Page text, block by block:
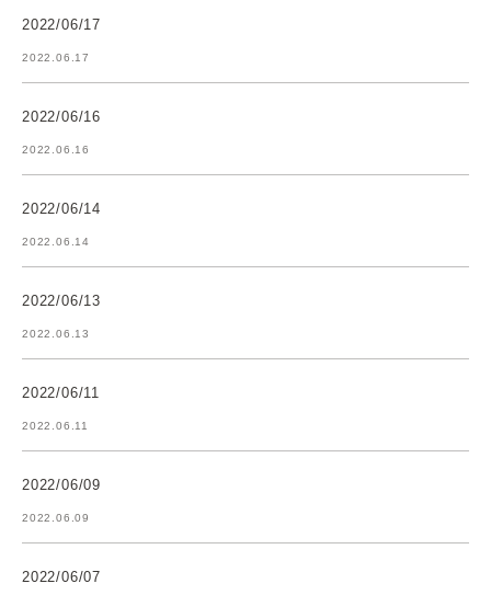
2022/06/17
2022.06.17
2022/06/16
2022.06.16
2022/06/14
2022.06.14
2022/06/13
2022.06.13
2022/06/11
2022.06.11
2022/06/09
2022.06.09
2022/06/07